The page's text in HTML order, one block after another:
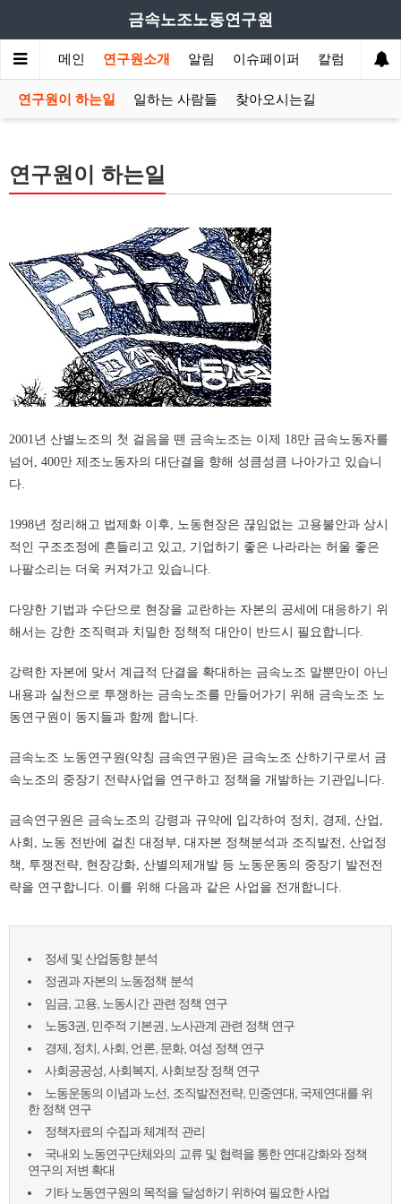
금속노조노동연구원
메인 연구원소개 알림 이슈페이퍼 칼럼 산업
연구원이 하는일 일하는 사람들 찾아오시는길
연구원이 하는일
2001년 산별노조의 첫 걸음을 뗀 금속노조는 이제 18만 금속노동자를
넘어, 400만 제조노동자의 대단결을 향해 성큼성큼 나아가고 있습니
다.
1998년 정리해고 법제화 이후, 노동현장은 끊임없는 고용불안과 상시
적인 구조조정에 흔들리고 있고, 기업하기 좋은 나라라는 허울 좋은
나팔소리는 더욱 커져가고 있습니다.
다양한 기법과 수단으로 현장을 교란하는 자본의 공세에 대응하기 위
해서는 강한 조직력과 치밀한 정책적 대안이 반드시 필요합니다.
강력한 자본에 맞서 계급적 단결을 확대하는 금속노조 말뿐만이 아닌
내용과 실천으로 투쟁하는 금속노조를 만들어가기 위해 금속노조 노
동연구원이 동지들과 함께 합니다.
금속노조 노동연구원(약칭 금속연구원)은 금속노조 산하기구로서 금
속노조의 중장기 전략사업을 연구하고 정책을 개발하는 기관입니다.
금속연구원은 금속노조의 강령과 규약에 입각하여 정치, 경제, 산업,
사회, 노동 전반에 걸친 대정부, 대자본 정책분석과 조직발전, 산업정
책, 투쟁전략, 현장강화, 산별의제개발 등 노동운동의 중장기 발전전
략을 연구합니다. 이를 위해 다음과 같은 사업을 전개합니다.
정세 및 산업동향 분석
정권과 자본의 노동정책 분석
임금, 고용, 노동시간 관련 정책 연구
노동3권, 민주적 기본권, 노사관계 관련 정책 연구
경제, 정치, 사회, 언론, 문화, 여성 정책 연구
사회공공성, 사회복지, 사회보장 정책 연구
노동운동의 이념과 노선, 조직발전전략, 민중연대, 국제연대를 위
한 정책 연구
정책자료의 수집과 체계적 관리
국내외 노동연구단체와의 교류 및 협력을 통한 연대강화와 정책
연구의 저변 확대
기타 노동연구원의 목적을 달성하기 위하여 필요한 사업